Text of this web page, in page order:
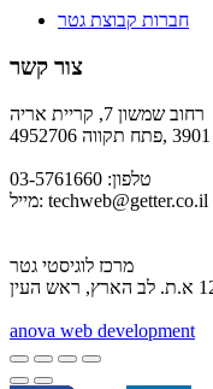
חברות קבוצת גטר
צור קשר
רחוב שמשון 7, קריית אריה
טלפון: 03-5761660
מייל: techweb@getter.co.il
מרכז לוגיסטי גטר
anova web development